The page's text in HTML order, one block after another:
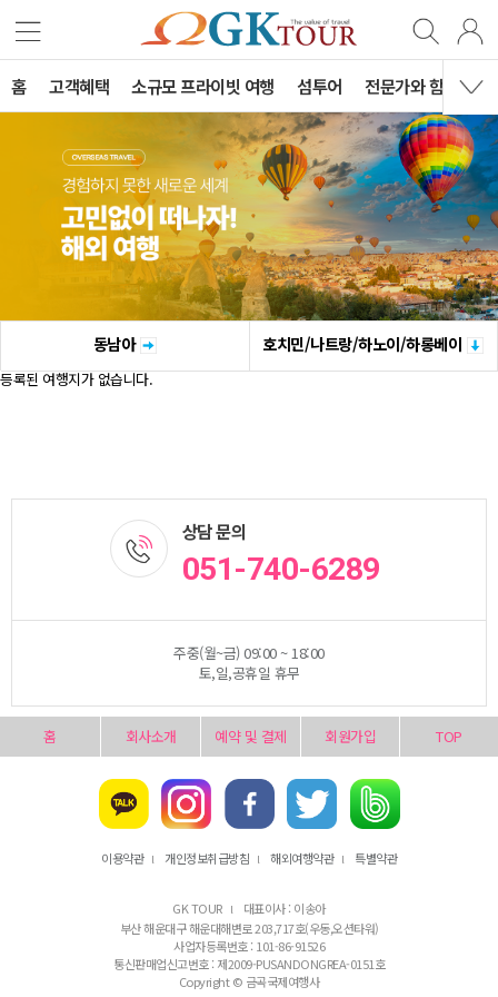
홈 고객혜택 소규모 프라이빗 여행 섬투어 전문가와 함께하는
동남아 호치민/나트랑/하노이/하롱베이
등록된 여행지가 없습니다.
상담 문의
051-740-6289
주중(월~금) 09:00 ~ 18:00
토,일,공휴일 휴무
홈 회사소개 예약 및 결제 회원가입 TOP
이용약관 l 개인정보취급방침 l 해외여행약관 l 특별약관
GK TOUR l
대표이사 : 이송아
부산 해운대구 해운대해변로 203,717호(우동,오션타워)
사업자등록번호 : 101-86-91526
통신판매업신고번호 : 제2009-PUSANDONGREA-0151호
Copyright © 금곡국제여행사